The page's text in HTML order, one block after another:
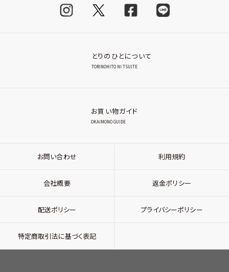
とりのひとについて
TORINOHITO NI TSUITE
お買い物ガイド
OKAIMONO GUIDE
お問い合わせ 利用規約
会社概要 返金ポリシー
配送ポリシー プライバシーポリシー
特定商取引法に基づく表記